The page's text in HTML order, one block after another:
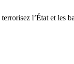
l’État et